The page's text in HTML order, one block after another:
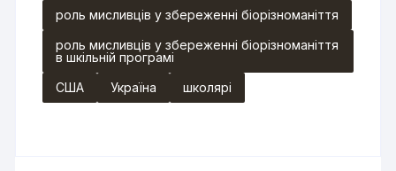
роль мисливців у збереженні біорізноманіття
роль мисливців у збереженні біорізноманіття
в шкільній програмі
США
Україна школярі